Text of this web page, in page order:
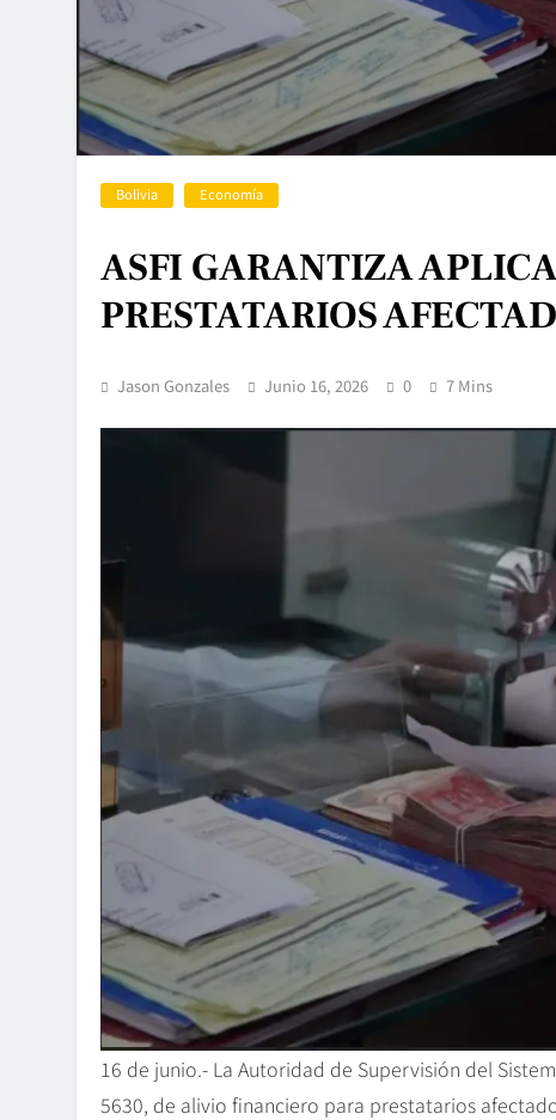
Bolivia Economía
ASFI GARANTIZA
PRESTATARIOS
Jason Gonzales Junio 16, 2026 0 7 Mins
16 de junio.- La Autoridad de Supervisión del
5630, de alivio financiero para prestatarios